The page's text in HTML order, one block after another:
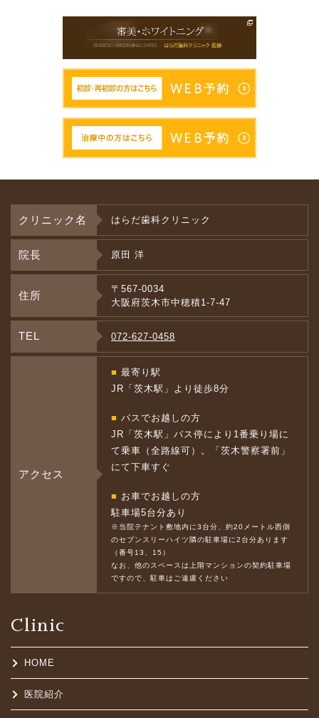
Clinic
HOME
医院紹介
クリニック名 はらだ歯科クリニック
院長 原田 洋
住所
〒567-0034
大阪府茨木市中穂積1-7-47
TEL 072-627-0458
アクセス
■ 最寄り駅
JR「茨木駅」より徒歩8分
■ バスでお越しの方
JR「茨木駅」バス停により1番乗り場に
て乗車（全路線可）。「茨木警察署前」
にて下車すぐ
■ お車でお越しの方
駐車場5台分あり
※当院テナント敷地内に3台分、約20メートル西側
のセブンスリーハイツ隣の駐車場に2台分あります
（番号13、15）
なお、他のスペースは上階マンションの契約駐車場
ですので、駐車はご遠慮ください